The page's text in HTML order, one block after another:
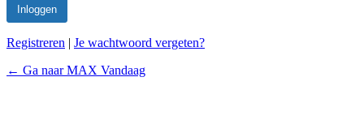
Registreren | Je wachtwoord vergeten?
← Ga naar MAX Vandaag